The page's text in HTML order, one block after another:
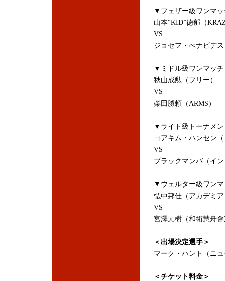
▼フェザー級ワンマ
山本“KID”徳郁（
VS
ジョセフ・べナビデ
▼ミドル級ワンマッチ
秋山成勲（フリー）
VS
柴田勝頼（ARMS）
▼ライト級トーナメ
ヨアキム・ハンセン
VS
ブラックマンバ（イ
▼ウェルター級ワン
弘中邦佳（アカデミ
VS
宮澤元樹（和術慧舟
＜出場決定選手＞
マーク・ハント（ニ
＜チケット料金＞